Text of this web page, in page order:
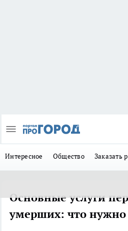
Интересное Общество Заказать
Основные услуги
умерших: что нужно